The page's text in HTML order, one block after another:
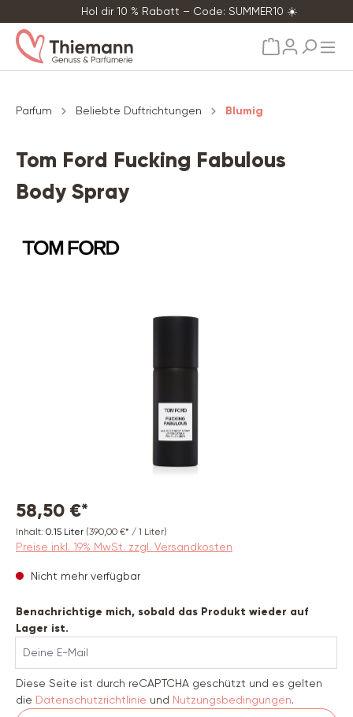
Hol dir 10 % Rabatt – Code: SUMMER10 ☀️
Parfum Beliebte Duftrichtungen Blumig
Tom Ford Fucking Fabulous
Body Spray
58,50 €*
Inhalt: 0.15 Liter (390,00 €* / 1 Liter)
Preise inkl. 19% MwSt. zzgl. Versandkosten
Nicht mehr verfügbar
Benachrichtige mich, sobald das Produkt wieder auf
Lager ist.
Diese Seite ist durch reCAPTCHA geschützt und es gelten
die Datenschutzrichtlinie und Nutzungsbedingungen.